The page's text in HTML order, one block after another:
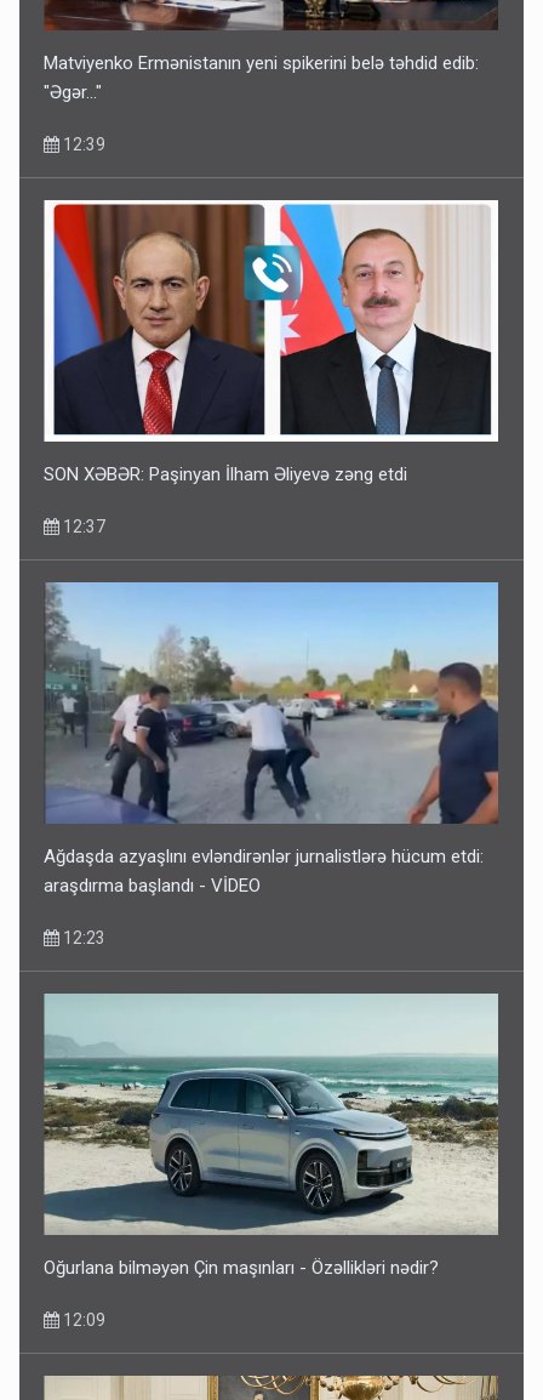
Matviyenko Ermənistanın yeni spikerini belə təhdid edib:
"Əgər..."
12:39
SON XƏBƏR: Paşinyan İlham Əliyevə zəng etdi
12:37
Ağdaşda azyaşlını evləndirənlər jurnalistlərə hücum etdi:
araşdırma başlandı - VİDEO
12:23
Oğurlana bilməyən Çin maşınları - Özəllikləri nədir?
12:09